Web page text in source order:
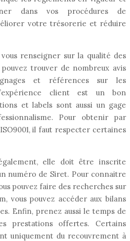
dans vos procédures de
votre trésorerie et réduire
renseigner sur la qualité des
trouver de nombreux avis
et références sur les
client est un bon
et labels sont aussi un gage
Pour obtenir par
il faut respecter certaines
elle doit être inscrite
numéro de Siret. Pour connaitre
pouvez faire des recherches sur
vous pouvez accéder aux bilans
Enfin, prenez aussi le temps de
prestations offertes. Certains
uniquement du recouvrement à